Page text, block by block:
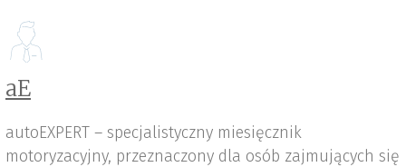
aE
autoEXPERT – specjalistyczny miesięcznik
motoryzacyjny, przeznaczony dla osób zajmujących się